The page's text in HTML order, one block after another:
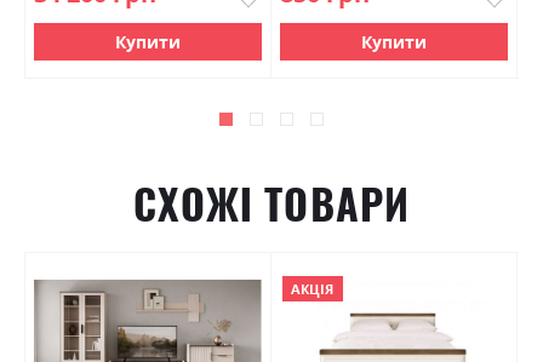
Купити Купити
СХОЖІ ТОВАРИ
АКЦІЯ